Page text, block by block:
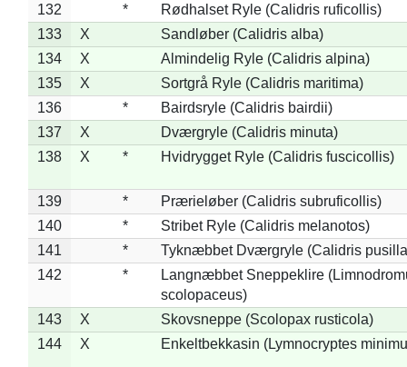
132
*
Rødhalset Ryle (Calidris ruficollis)
133
X
Sandløber (Calidris alba)
134
X
Almindelig Ryle (Calidris alpina)
135
X
Sortgrå Ryle (Calidris maritima)
136
*
Bairdsryle (Calidris bairdii)
137
X
Dværgryle (Calidris minuta)
138
X * Hvidrygget Ryle (Calidris fuscicollis)
139 *
Prærieløber (Calidris subruficollis)
140
*
Stribet Ryle (Calidris melanotos)
141
*
Tyknæbbet Dværgryle (Calidris
142
*
Langnæbbet Sneppeklire
scolopaceus)
143
X
Skovsneppe (Scolopax rusticola)
144
X Enkeltbekkasin (Lymnocryptes